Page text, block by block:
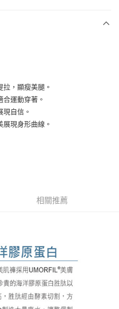
)免運費
，顯瘦美腿。
運動穿著。
自信。
現身形曲線。
相關推薦